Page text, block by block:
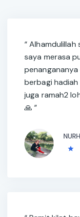
“
saya merasa
berbagi
juga ramah2
🙏 ”